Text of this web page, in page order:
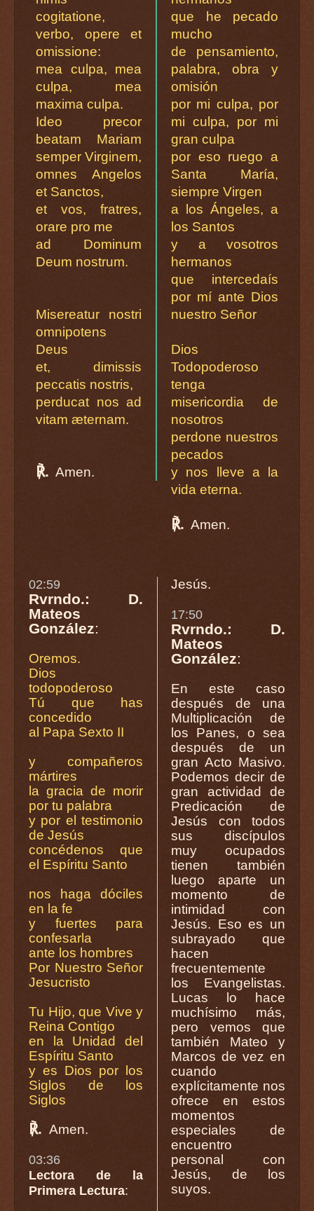
cogitatione,
verbo, opere et
omissione:
mea culpa, mea
culpa, mea
maxima culpa.
Ideo precor
beatam Mariam
semper Virginem,
omnes Angelos
et Sanctos,
et vos, fratres,
orare pro me
ad Dominum
Deum nostrum.
Misereatur nostri
omnipotens
Deus
et, dimissis
peccatis nostris,
perducat nos ad
vitam æternam.
℟. Amen.
que he pecado
mucho
de pensamiento,
palabra, obra y
omisión
por mi culpa, por
mi culpa, por mi
gran culpa
por eso ruego a
Santa María,
siempre Virgen
a los Ángeles, a
los Santos
y a vosotros
hermanos
que intercedaís
por mí ante Dios
nuestro Señor
Dios
Todopoderoso
tenga
misericordia de
nosotros
perdone nuestros
pecados
y nos lleve a la
vida eterna.
℟. Amen.
02:59
Rvrndo.: D.
Mateos
González:
Oremos.
Dios
todopoderoso
Tú que has
concedido
al Papa Sexto II
y compañeros
mártires
la gracia de morir
por tu palabra
y por el testimonio
de Jesús
concédenos que
el Espíritu Santo
nos haga dóciles
en la fe
y fuertes para
confesarla
ante los hombres
Por Nuestro Señor
Jesucristo
Tu Hijo, que Vive y
Reina Contigo
en la Unidad del
Espíritu Santo
y es Dios por los
Siglos de los
Siglos
℟. Amen.
03:36
Lectora de la
Primera Lectura:
Jesús.
17:50
Rvrndo.: D.
Mateos
González:
En este caso
después de una
Multiplicación de
los Panes, o sea
después de un
gran Acto Masivo.
Podemos decir de
gran actividad de
Predicación de
Jesús con todos
sus discípulos
muy ocupados
tienen también
luego aparte un
momento de
intimidad con
Jesús. Eso es un
subrayado que
hacen
frecuentemente
los Evangelistas.
Lucas lo hace
muchísimo más,
pero vemos que
también Mateo y
Marcos de vez en
cuando
explícitamente nos
ofrece en estos
momentos
especiales de
encuentro
personal con
Jesús, de los
suyos.